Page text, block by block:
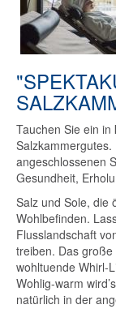
Tauchen Sie ein
Salzkammergutes.
angeschlossenen
Gesundheit,
Salz und Sole, die
Wohlbefinden.
Flusslandschaft
treiben. Das
wohltuende Whirl-
Wohlig-warm
natürlich in der